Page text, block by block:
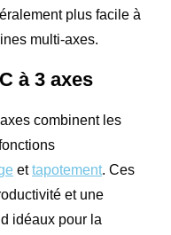
plus facile à
multi-axes.
à 3 axes
combinent les
ettapotement. Ces
et une
idéaux pour la